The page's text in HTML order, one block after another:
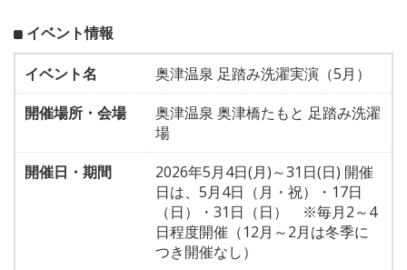
イベント情報
イベント名
奥津温泉 足踏み洗濯実演（5月）
開催場所・会場
奥津温泉 奥津橋たもと 足踏み洗濯
場
開催日・期間
2026年5月4日(月)～31日(日) 開催
日は、5月4日（月・祝）・17日
（日）・31日（日） ※毎月2～4
日程度開催（12月～2月は冬季に
つき開催なし）